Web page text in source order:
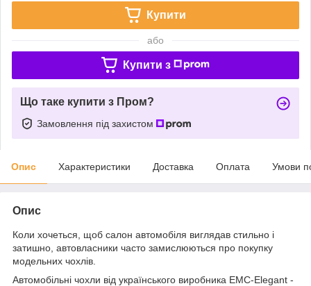
Купити
або
Купити з
Що таке купити з Пром?
Замовлення під захистом
Опис Характеристики Доставка Оплата Умови
Опис
Коли хочеться, щоб салон автомобіля виглядав стильно і
затишно, автовласники часто замислюються про покупку
модельних чохлів.
Автомобільні чохли від українського виробника EMC-Elegant -